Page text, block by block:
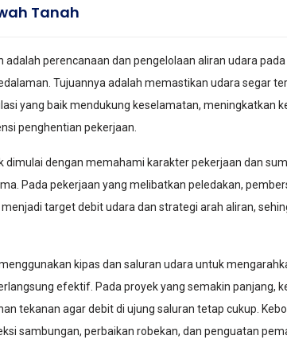
Tanah
adalah perencanaan dan pengelolaan aliran udara
Tujuannya adalah memastikan udara segar
yang baik mendukung keselamatan, meningkatkan
penghentian pekerjaan.
dimulai dengan memahami karakter pekerjaan dan
Pada pekerjaan yang melibatkan peledakan,
target debit udara dan strategi arah aliran,
kipas dan saluran udara untuk
efektif. Pada proyek yang semakin panjang,
tekanan agar debit di ujung saluran tetap cukup.
sambungan, perbaikan robekan, dan penguatan